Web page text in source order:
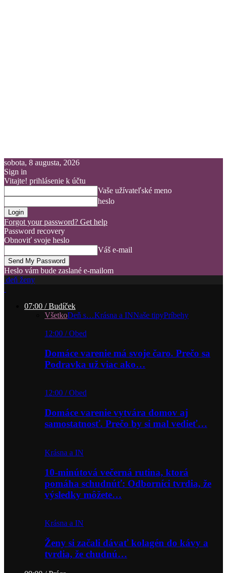
sobota, 8 augusta, 2026
Sign in
Vitajte! prihlásenie k účtu
Vaše užívateľské meno
heslo
Forgot your password? Get help
Password recovery
Obnoviť svoje heslo
Váš e-mail
Heslo vám bude zaslané e-mailom
deň ženy
07:00 / Budíček
VšetkoDeň s…Krásna a INNaše tipyPríbehy
12:00 / Obed
Domáce varenie má svoje čaro. Prečo sa
Podravka už viac ako…
12:00 / Obed
Domáce varenie vytvára domov aj
samostatnosť. Prečo by si mal vedieť…
Krásna a IN
10-minútová večerná rutina, ktorá
pomáha schudnúť: Odborníci tvrdia, že
výsledky môžete…
Krásna a IN
Ženy si začali dávať kolagén do kávy a
tvrdia, že chudnú…